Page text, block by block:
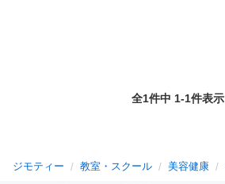
全1件中 1-1件表示
ジモティー 教室・スクール 美容健康